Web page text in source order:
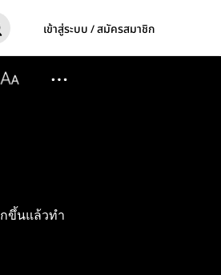
เข้าสู่ระบบ / สมัครสมาชิก
กขึ้นแล้วทำ